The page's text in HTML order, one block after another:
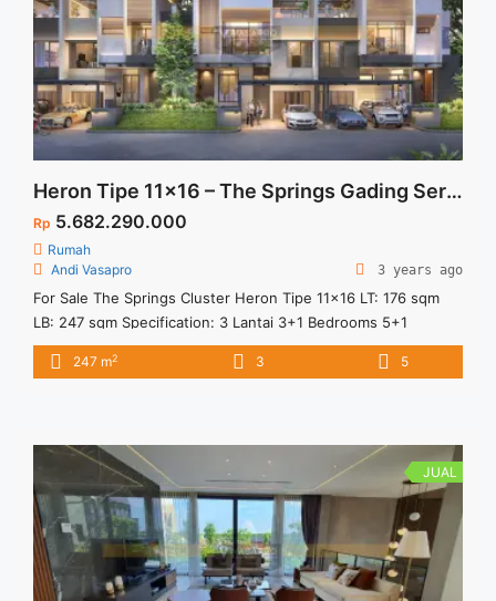
Heron Tipe 11×16 – The Springs Gading Serpong
Rp 5.682.290.000
Rumah
Andi Vasapro
3 years ago
For Sale The Springs Cluster Heron Tipe 11×16 LT: 176 sqm
LB: 247 sqm Specification: 3 Lantai 3+1 Bedrooms 5+1
Bathrooms 1 Garasi 2 Carport Fasilitas: Clubhouse Lokasi: Di
antara Gading Serpong dan BSD City 10 Menit ke Golf Course
11×16 – The Springs Gading Serpong" class="read-more"
href="https://vasapro.com/property/heron-tipe-11x16-the-
springs-gading-serpong/" aria-label="Read more about Heron
Tipe 11×16 – The Springs Gading Serpong">Read more</a>
247 m2 3 5
JUAL